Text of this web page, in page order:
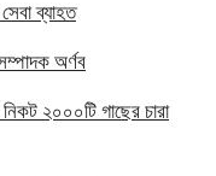
ব্যাহত
অর্ণব
২০০০টি গাছের চারা